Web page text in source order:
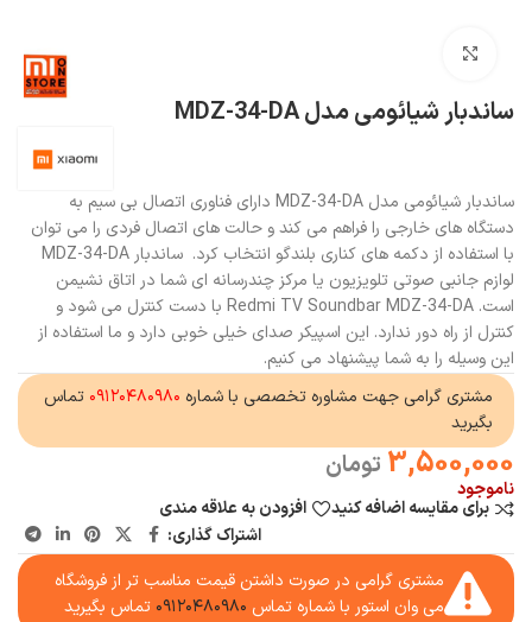
ساندبار شیائومی مدل MDZ-34-DA
ساندبار شیائومی مدل MDZ-34-DA دارای فناوری اتصال بی سیم به
دستگاه های خارجی را فراهم می کند و حالت های اتصال فردی را می توان
با استفاده از دکمه های کناری بلندگو انتخاب کرد. ساندبار MDZ-34-DA
لوازم جانبی صوتی تلویزیون یا مرکز چندرسانه ای شما در اتاق نشیمن
است. Redmi TV Soundbar MDZ-34-DA با دست کنترل می شود و
کنترل از راه دور ندارد. این اسپیکر صدای خیلی خوبی دارد و ما استفاده از
این وسیله را به شما پیشنهاد می کنیم.
مشتری گرامی جهت مشاوره تخصصی با شماره ۰۹۱۲۰۴۸۰۹۸۰ تماس
بگیرید
3,500,000 تومان
ناموجود
برای مقایسه اضافه کنید
افزودن به علاقه مندی
اشتراک گذاری:
مشتری گرامی در صورت داشتن قیمت مناسب تر از فروشگاه
می وان استور با شماره تماس ۰۹۱۲۰۴۸۰۹۸۰ تماس بگیرید